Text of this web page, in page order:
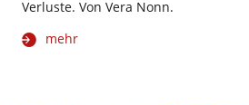
Verluste. Von Vera Nonn.
mehr